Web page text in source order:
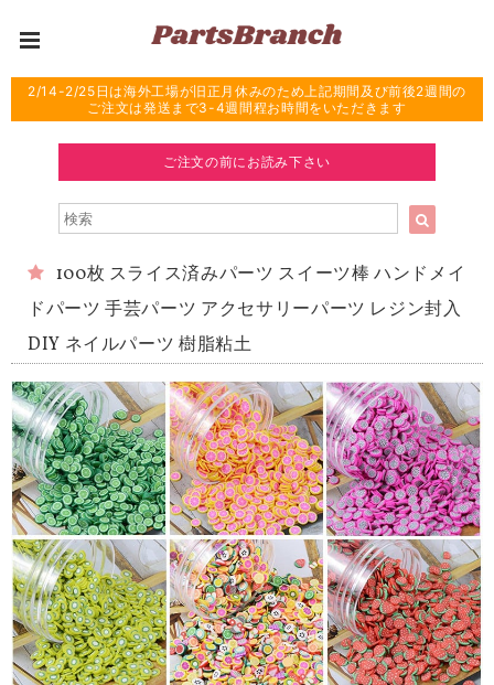
2/14-2/25日は海外工場が旧正月休みのため上記期間及び前後2週間の
ご注文は発送まで3-4週間程お時間をいただきます
ご注文の前にお読み下さい
100枚 スライス済みパーツ スイーツ棒 ハンドメイ
ドパーツ 手芸パーツ アクセサリーパーツ レジン封入
DIY ネイルパーツ 樹脂粘土